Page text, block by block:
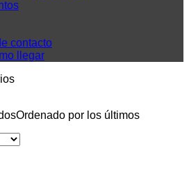
contacto
llegar
Ordenado por los últimos